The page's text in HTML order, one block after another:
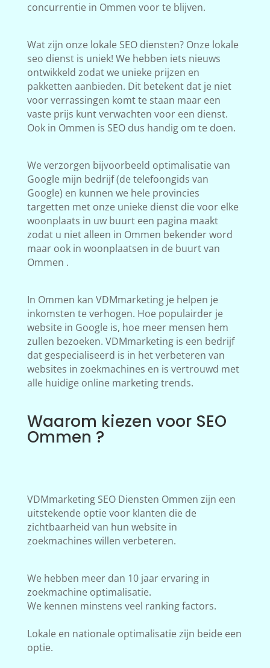
concurrentie in Ommen voor te blijven.
Wat zijn onze lokale SEO diensten? Onze lokale
seo dienst is uniek! We hebben iets nieuws
ontwikkeld zodat we unieke prijzen en
pakketten aanbieden. Dit betekent dat je niet
voor verrassingen komt te staan maar een
vaste prijs kunt verwachten voor een dienst.
Ook in Ommen is SEO dus handig om te doen.
We verzorgen bijvoorbeeld optimalisatie van
Google mijn bedrijf (de telefoongids van
Google) en kunnen we hele provincies
targetten met onze unieke dienst die voor elke
woonplaats in uw buurt een pagina maakt
zodat u niet alleen in Ommen bekender word
maar ook in woonplaatsen in de buurt van
Ommen .
In Ommen kan VDMmarketing je helpen je
inkomsten te verhogen. Hoe populairder je
website in Google is, hoe meer mensen hem
zullen bezoeken. VDMmarketing is een bedrijf
dat gespecialiseerd is in het verbeteren van
websites in zoekmachines en is vertrouwd met
alle huidige online marketing trends.
Waarom kiezen voor SEO
Ommen ?
VDMmarketing SEO Diensten Ommen zijn een
uitstekende optie voor klanten die de
zichtbaarheid van hun website in
zoekmachines willen verbeteren.
We hebben meer dan 10 jaar ervaring in
zoekmachine optimalisatie.
We kennen minstens veel ranking factors.
Lokale en nationale optimalisatie zijn beide een
optie.